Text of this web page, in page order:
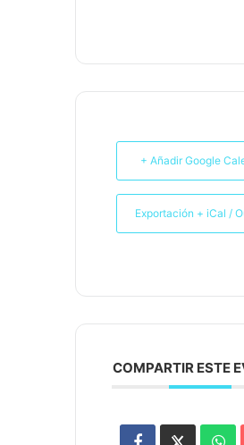
+ Añadir Google
Exportación + iCal /
COMPARTIR ESTE